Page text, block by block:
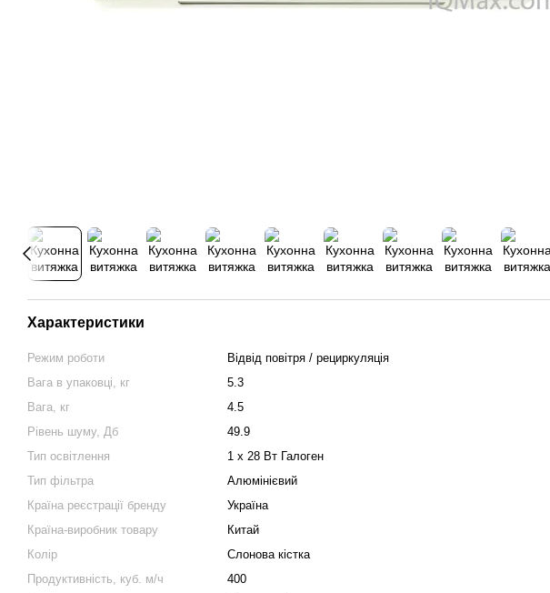
Характеристики
Режим роботи
Відвід повітря / рециркуляція
Вага в упаковці, кг
5.3
Вага, кг
4.5
Рівень шуму, Дб
49.9
Тип освітлення
1 х 28 Вт Галоген
Тип фільтра
Алюмінієвий
Країна реєстрації бренду
Україна
Країна-виробник товару
Китай
Колір
Слонова кістка
Продуктивність, куб. м/ч
400